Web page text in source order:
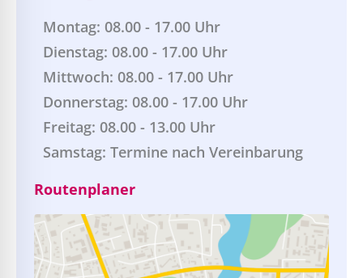
Montag: 08.00 - 17.00 Uhr
Dienstag: 08.00 - 17.00 Uhr
Mittwoch: 08.00 - 17.00 Uhr
Donnerstag: 08.00 - 17.00 Uhr
Freitag: 08.00 - 13.00 Uhr
Samstag: Termine nach Vereinbarung
Routenplaner